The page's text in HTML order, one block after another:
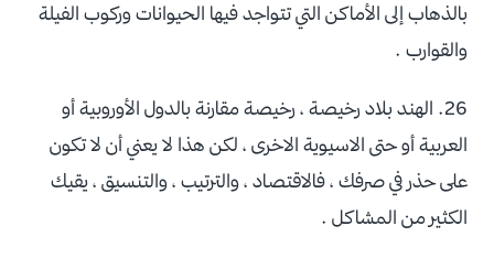
بالذهاب إلى الأماكن التي تتواجد فيها الحيوانات وركوب الفيلة
والقوارب .
26. الهند بلاد رخيصة ، رخيصة مقارنة بالدول الأوروبية أو
العربية أو حتى الاسيوية الاخرى ، لكن هذا لا يعني أن لا تكون
على حذر في صرفك ، فالاقتصاد ، والترتيب ، والتنسيق ، يقيك
الكثير من المشاكل .